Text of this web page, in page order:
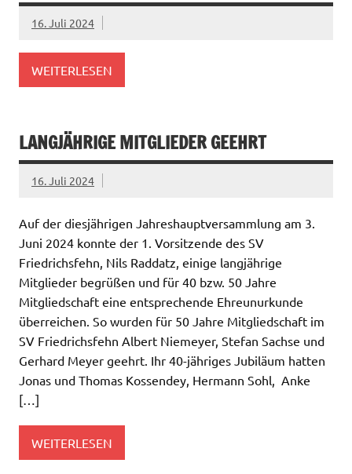
16. Juli 2024
WEITERLESEN
LANGJÄHRIGE MITGLIEDER GEEHRT
16. Juli 2024
Auf der diesjährigen Jahreshauptversammlung am 3.
Juni 2024 konnte der 1. Vorsitzende des SV
Friedrichsfehn, Nils Raddatz, einige langjährige
Mitglieder begrüßen und für 40 bzw. 50 Jahre
Mitgliedschaft eine entsprechende Ehreunurkunde
überreichen. So wurden für 50 Jahre Mitgliedschaft im
SV Friedrichsfehn Albert Niemeyer, Stefan Sachse und
Gerhard Meyer geehrt. Ihr 40-jähriges Jubiläum hatten
Jonas und Thomas Kossendey, Hermann Sohl, Anke
[…]
WEITERLESEN